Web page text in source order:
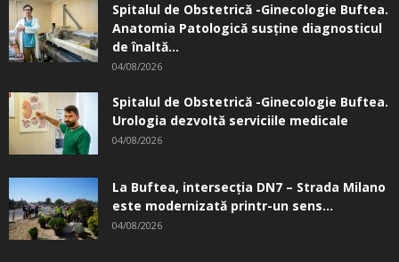
Spitalul de Obstetrică -Ginecologie Buftea.
Anatomia Patologică susţine diagnosticul
de înaltă...
04/08/2026
Spitalul de Obstetrică -Ginecologie Buftea.
Urologia dezvoltă serviciile medicale
04/08/2026
La Buftea, intersecţia DN7 – Strada Milano
este modernizată printr-un sens...
04/08/2026